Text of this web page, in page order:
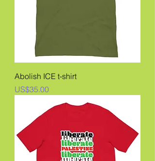
Abolish ICE t-shirt
價格
US$35.00